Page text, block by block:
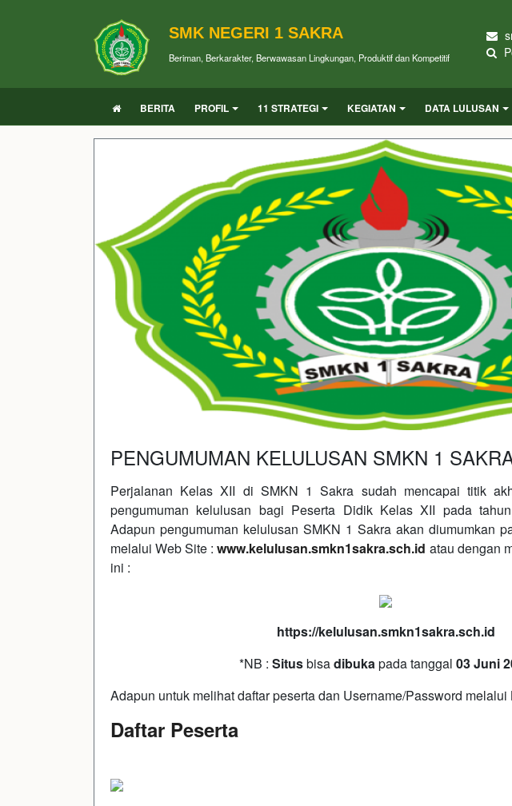
SMK NEGERI 1 SAKRA
Beriman, Berkarakter, Berwawasan Lingkungan, Produktif dan Kompetitif
BERITA PROFIL 11 STRATEGI KEGIATAN DATA LULUSAN
PENGUMUMAN KELULUSAN SMKN 1
Perjalanan Kelas XII di SMKN 1 Sakra sudah mencapai titik
pengumuman kelulusan bagi Peserta Didik Kelas XII pada
Adapun pengumuman kelulusan SMKN 1 Sakra akan diumumkan
melalui Web Site :www.kelulusan.smkn1sakra.sch.id atau dengan
ini :
https://kelulusan.smkn1sakra.sch.id
*NB : Situsbisadibukapada tanggal 03 Juni
Adapun untuk melihat daftar peserta dan Username/Password melalui
Daftar Peserta